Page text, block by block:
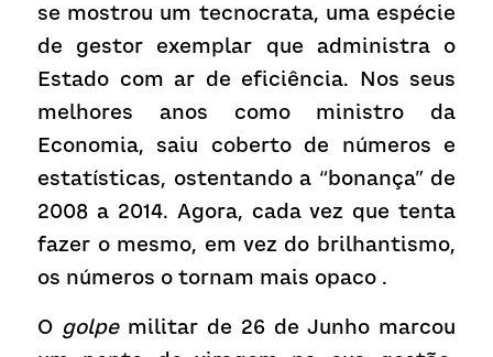
se mostrou um tecnocrata, uma espécie
de gestor exemplar que administra o
Estado com ar de eficiência. Nos seus
melhores anos como ministro da
Economia, saiu coberto de números e
estatísticas, ostentando a “bonança” de
2008 a 2014. Agora, cada vez que tenta
fazer o mesmo, em vez do brilhantismo,
os números o tornam mais opaco .
O golpe militar de 26 de Junho marcou